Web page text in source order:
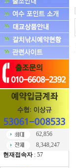
62,856
8,348,247
현재접속자: 57